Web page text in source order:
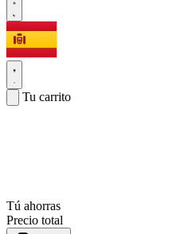
Tu carrito
Tú ahorras
Precio total